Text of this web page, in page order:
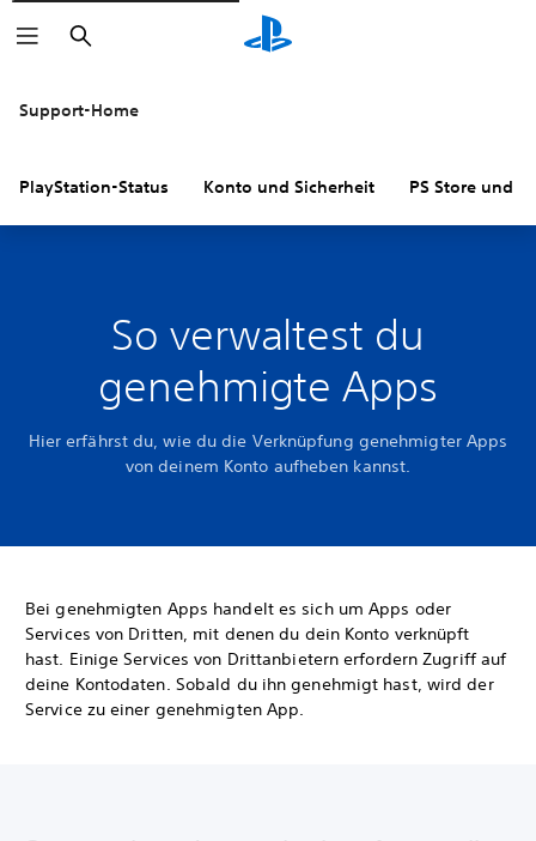
Suchen
Support-Home
PlayStation-Status Konto und Sicherheit PS Store und
So verwaltest du
genehmigte Apps
Hier erfährst du, wie du die Verknüpfung genehmigter Apps
von deinem Konto aufheben kannst.
Bei genehmigten Apps handelt es sich um Apps oder
Services von Dritten, mit denen du dein Konto verknüpft
hast. Einige Services von Drittanbietern erfordern Zugriff auf
deine Kontodaten. Sobald du ihn genehmigt hast, wird der
Service zu einer genehmigten App.